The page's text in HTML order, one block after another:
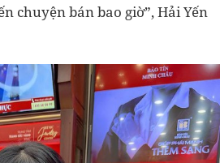
chuyện bán bao giờ”, Hải Yến